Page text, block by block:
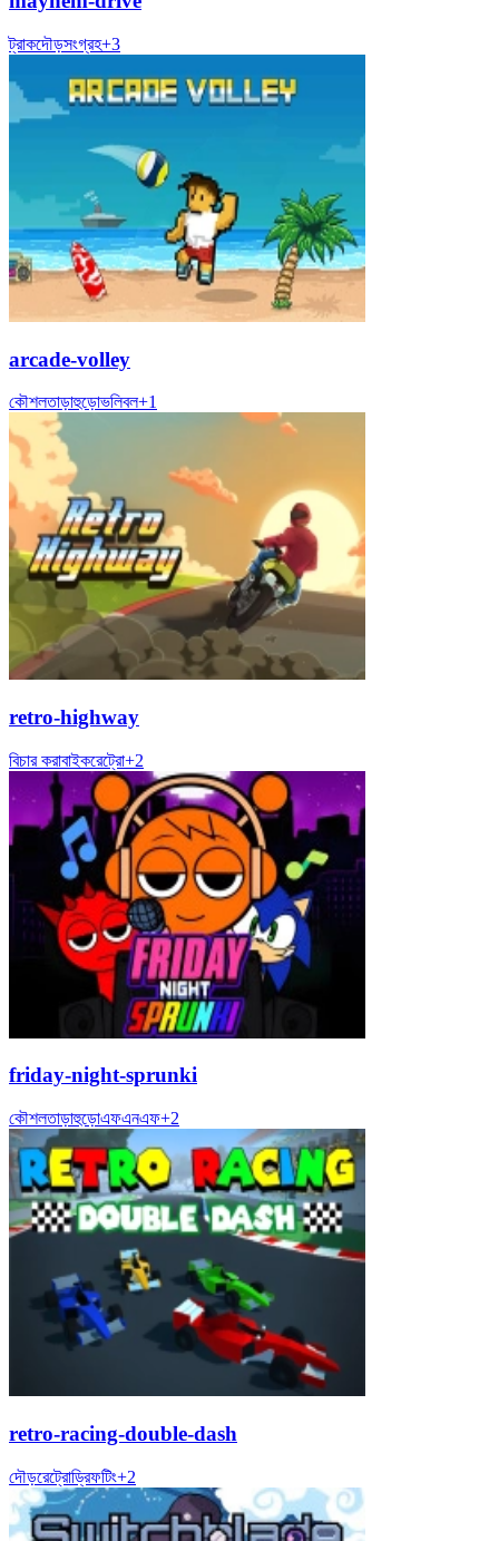
ট্রাকদৌড়সংগ্রহ+3
arcade-volley
কৌশলতাড়াহুড়োভলিবল+1
retro-highway
বিচার করাবাইকরেট্রো+2
friday-night-sprunki
কৌশলতাড়াহুড়োএফএনএফ+2
retro-racing-double-dash
দৌড়রেট্রোড্রিফটিং+2